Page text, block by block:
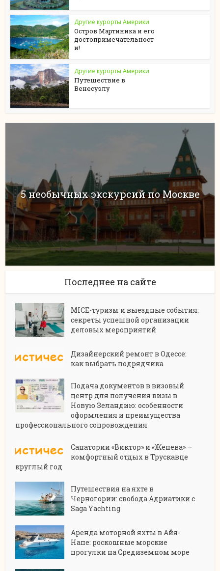
Другие курорты Америки
Остров Мартиника и его
достопримечательност
и!
Другие курорты Америки
Путешествие в
Венесуэлу
5 необычных экскурсий по Москве
Последнее на сайте
MICE-туризм и выездные события:
секреты успешной организации
деловых мероприятий
Дизайнерский ремонт в Одессе:
как выбрать подрядчика
Подача документов в визовый
центр для получения визы в
Новую Зеландию: особенности
оформления и преимущества
профессионального сопровождения
Санатории «Виктор» и «Женева» —
комфортный отдых в Трускавце
круглый год
Путешествия на яхте в
Черногории: свобода Адриатики с
Saga Yachting
Аренда моторной яхты в Айя-
Напе: роскошные морские
прогулки на Средиземном море